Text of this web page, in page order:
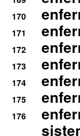
170
171
172
173
174
175
176